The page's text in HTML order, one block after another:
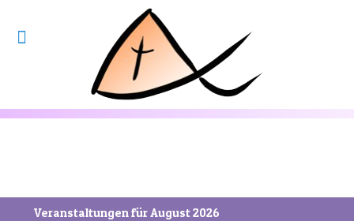
Veranstaltungen für August 2026